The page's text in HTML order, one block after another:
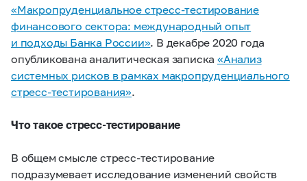
«Макропруденциальное стресс-тестирование
финансового сектора: международный опыт
и подходы Банка России». В декабре 2020 года
опубликована аналитическая записка «Анализ
системных рисков в рамках макропруденциального
стресс-тестирования».
Что такое стресс-тестирование
В общем смысле стресс-тестирование
подразумевает исследование изменений свойств